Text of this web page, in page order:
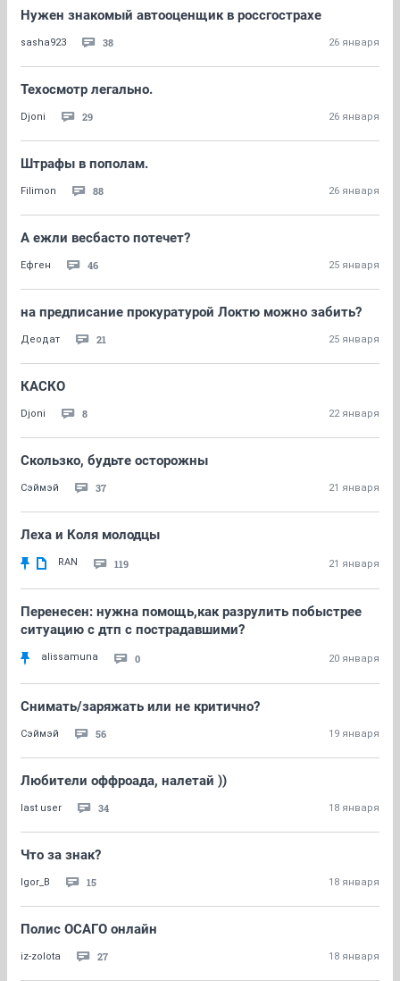
Нужен знакомый автооценщик в россгострахе
sasha923 38 26 января
Техосмотр легально.
Djoni 29 26 января
Штрафы в пополам.
Filimon 88 26 января
А ежли весбасто потечет?
Ефген 46 25 января
на предписание прокуратурой Локтю можно забить?
Деодат 21 25 января
КАСКО
Djoni 8 22 января
Скользко, будьте осторожны
Сэймэй 37 21 января
Леха и Коля молодцы
RAN 119 21 января
Перенесен: нужна помощь,как разрулить побыстрее
ситуацию с дтп с пострадавшими?
alissamuna 0 20 января
Снимать/заряжать или не критично?
Сэймэй 56 19 января
Любители оффроада, налетай ))
last user 34 18 января
Что за знак?
Igor_B 15 18 января
Полис ОСАГО онлайн
iz-zolota 27 18 января